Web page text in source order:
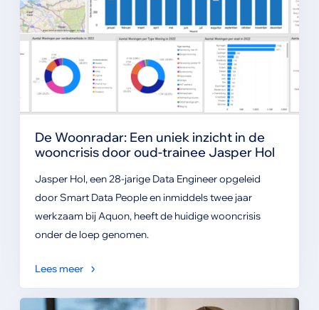
De Woonradar: Een uniek inzicht in de
wooncrisis door oud-trainee Jasper Hol
Jasper Hol, een 28-jarige Data Engineer opgeleid
door Smart Data People en inmiddels twee jaar
werkzaam bij Aquon, heeft de huidige wooncrisis
onder de loep genomen.
Lees meer